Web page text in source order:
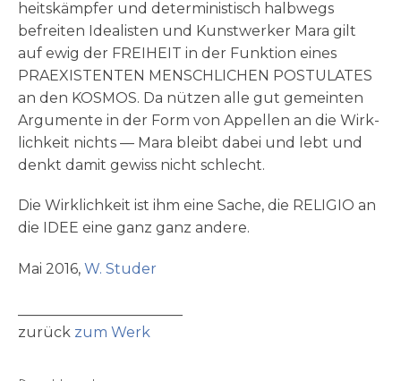
heits­kämp­fer und deter­mi­ni­stisch halb­wegs
befrei­ten Idea­li­sten und Kunst­wer­ker Mara gilt
auf ewig der FREIHEIT in der Funk­ti­on eines
PRAEXISTENTEN MENSCHLICHEN POSTULATES
an den KOSMOS. Da nüt­zen alle gut gemein­ten
Argu­men­te in der Form von Appel­len an die Wirk­
lich­keit nichts — Mara bleibt dabei und lebt und
denkt damit gewiss nicht schlecht.
Die Wirk­lich­keit ist ihm eine Sache, die RELIGIO an
die IDEE eine ganz ganz andere.
Mai 2016, W. Stu­der
zurück zum Werk